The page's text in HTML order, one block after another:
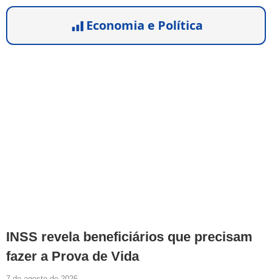
Economia e Política
INSS revela beneficiários que precisam
fazer a Prova de Vida